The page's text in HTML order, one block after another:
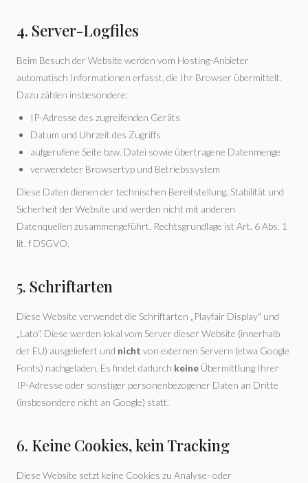
4. Server-Logfiles
Beim Besuch der Website werden vom Hosting-Anbieter
automatisch Informationen erfasst, die Ihr Browser übermittelt.
Dazu zählen insbesondere:
IP-Adresse des zugreifenden Geräts
Datum und Uhrzeit des Zugriffs
aufgerufene Seite bzw. Datei sowie übertragene Datenmenge
verwendeter Browsertyp und Betriebssystem
Diese Daten dienen der technischen Bereitstellung, Stabilität und
Sicherheit der Website und werden nicht mit anderen
Datenquellen zusammengeführt. Rechtsgrundlage ist Art. 6 Abs. 1
lit. f DSGVO.
5. Schriftarten
Diese Website verwendet die Schriftarten „Playfair Display" und
„Lato". Diese werden lokal vom Server dieser Website (innerhalb
der EU) ausgeliefert und nicht von externen Servern (etwa Google
Fonts) nachgeladen. Es findet dadurch keine Übermittlung Ihrer
IP-Adresse oder sonstiger personenbezogener Daten an Dritte
(insbesondere nicht an Google) statt.
6. Keine Cookies, kein Tracking
Diese Website setzt keine Cookies zu Analyse- oder